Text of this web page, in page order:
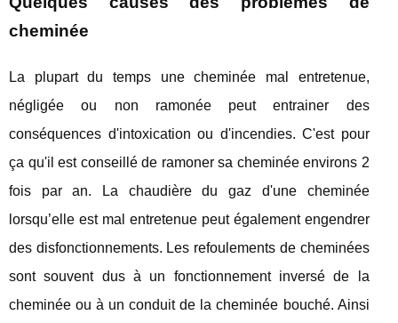
cheminée
La plupart du temps une cheminée mal entretenue,
négligée ou non ramonée peut entrainer des
conséquences d'intoxication ou d'incendies. C'est pour
ça qu'il est conseillé de ramoner sa cheminée environs 2
fois par an. La chaudière du gaz d'une cheminée
lorsqu’elle est mal entretenue peut également engendrer
des disfonctionnements. Les refoulements de cheminées
sont souvent dus à un fonctionnement inversé de la
cheminée ou à un conduit de la cheminée bouché. Ainsi